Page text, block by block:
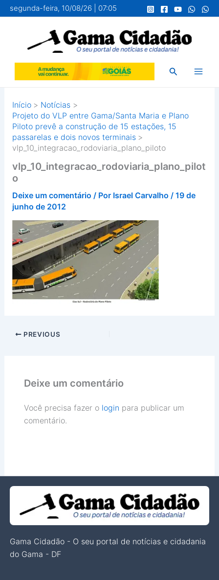
para
conteúdo
segunda-feira, 10/08/26 | 07:05
Pesquisar
Início
Notícias
Projeto do VLP entre Gama/Santa Maria e Plano
Piloto prevê a construção de 15 estações, 15
passarelas e dois novos terminais
vlp_10_integracao_rodoviaria_plano_piloto
vlp_10_integracao_rodoviaria_plano_pilot
o
Deixe um comentário / Por Israel Carvalho / 19 de
junho de 2012
PREVIOUS
Deixe um comentário
Você precisa fazer o login para publicar um
comentário.
Gama Cidadão - O seu portal de notícias e cidadania
do Gama - DF